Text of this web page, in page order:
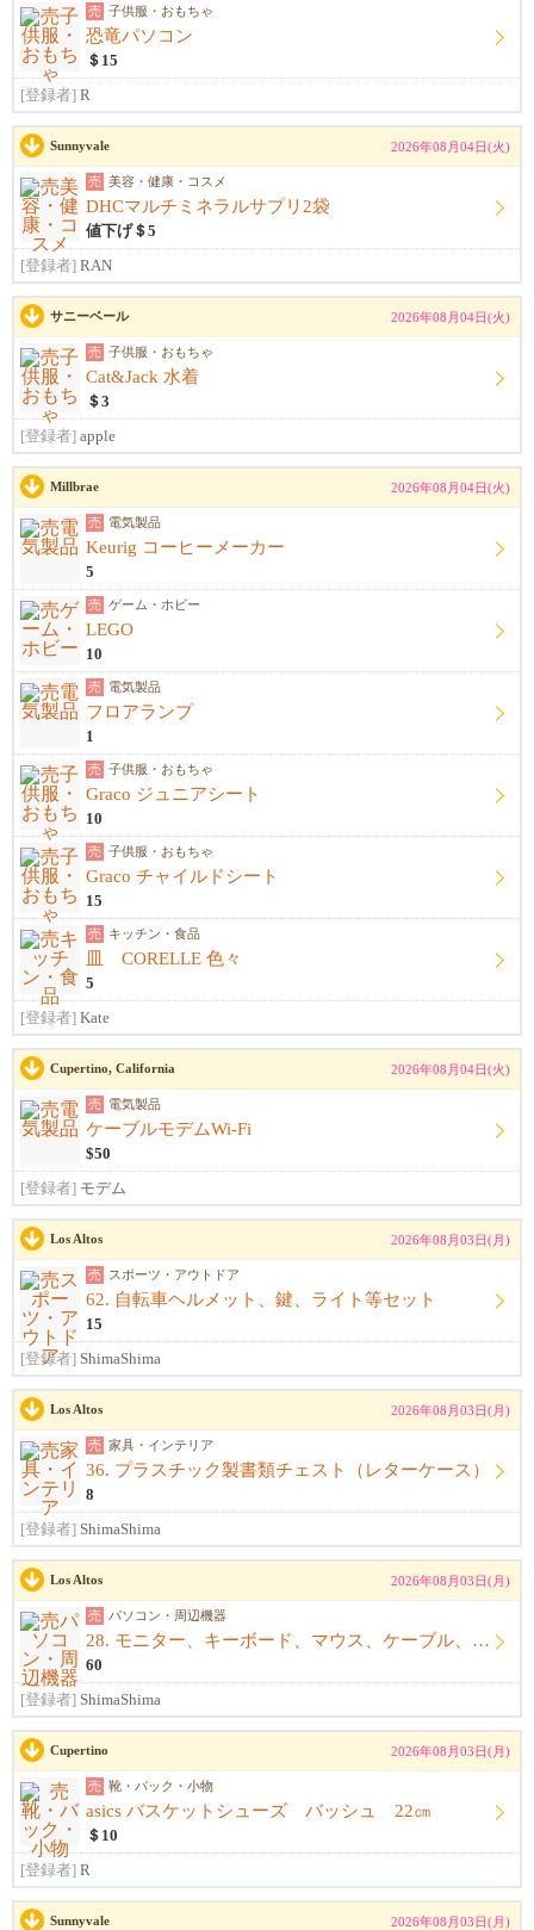
売 子供服・おもちゃ
恐竜パソコン
＄15
[登録者] R
Sunnyvale 2026年08月04日(火)
売 美容・健康・コスメ
DHCマルチミネラルサプリ2袋
値下げ＄5
[登録者] RAN
サニーベール 2026年08月04日(火)
売 子供服・おもちゃ
Cat&Jack 水着
＄3
[登録者] apple
Millbrae 2026年08月04日(火)
売 電気製品
Keurig コーヒーメーカー
5
売 ゲーム・ホビー
LEGO
10
売 電気製品
フロアランプ
1
売 子供服・おもちゃ
Graco ジュニアシート
10
売 子供服・おもちゃ
Graco チャイルドシート
15
売 キッチン・食品
皿 CORELLE 色々
5
[登録者] Kate
Cupertino, California 2026年08月04日(火)
売 電気製品
ケーブルモデムWi-Fi
$50
[登録者] モデム
Los Altos 2026年08月03日(月)
売 スポーツ・アウトドア
62. 自転車ヘルメット、鍵、ライト等セット
15
[登録者] ShimaShima
Los Altos 2026年08月03日(月)
売 家具・インテリア
36. プラスチック製書類チェスト（レターケース）
8
[登録者] ShimaShima
Los Altos 2026年08月03日(月)
売 パソコン・周辺機器
28. モニター、キーボード、マウス、ケーブル、アームレスト一式
60
[登録者] ShimaShima
Cupertino 2026年08月03日(月)
売 靴・バック・小物
asics バスケットシューズ バッシュ 22㎝
＄10
[登録者] R
Sunnyvale 2026年08月03日(月)